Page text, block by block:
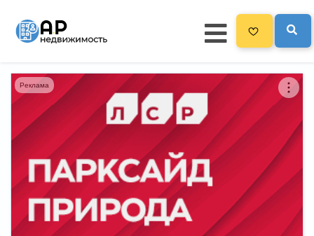
Главная
Все новостройки 3300
Новостройки на карте
Блог
Черный список ЖК
Рекламодателям
Реклама